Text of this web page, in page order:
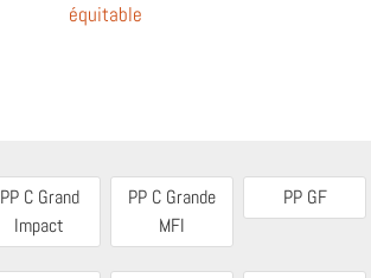
équitable
PP C Grand
Impact
PP C Grande
MFI
PP GF